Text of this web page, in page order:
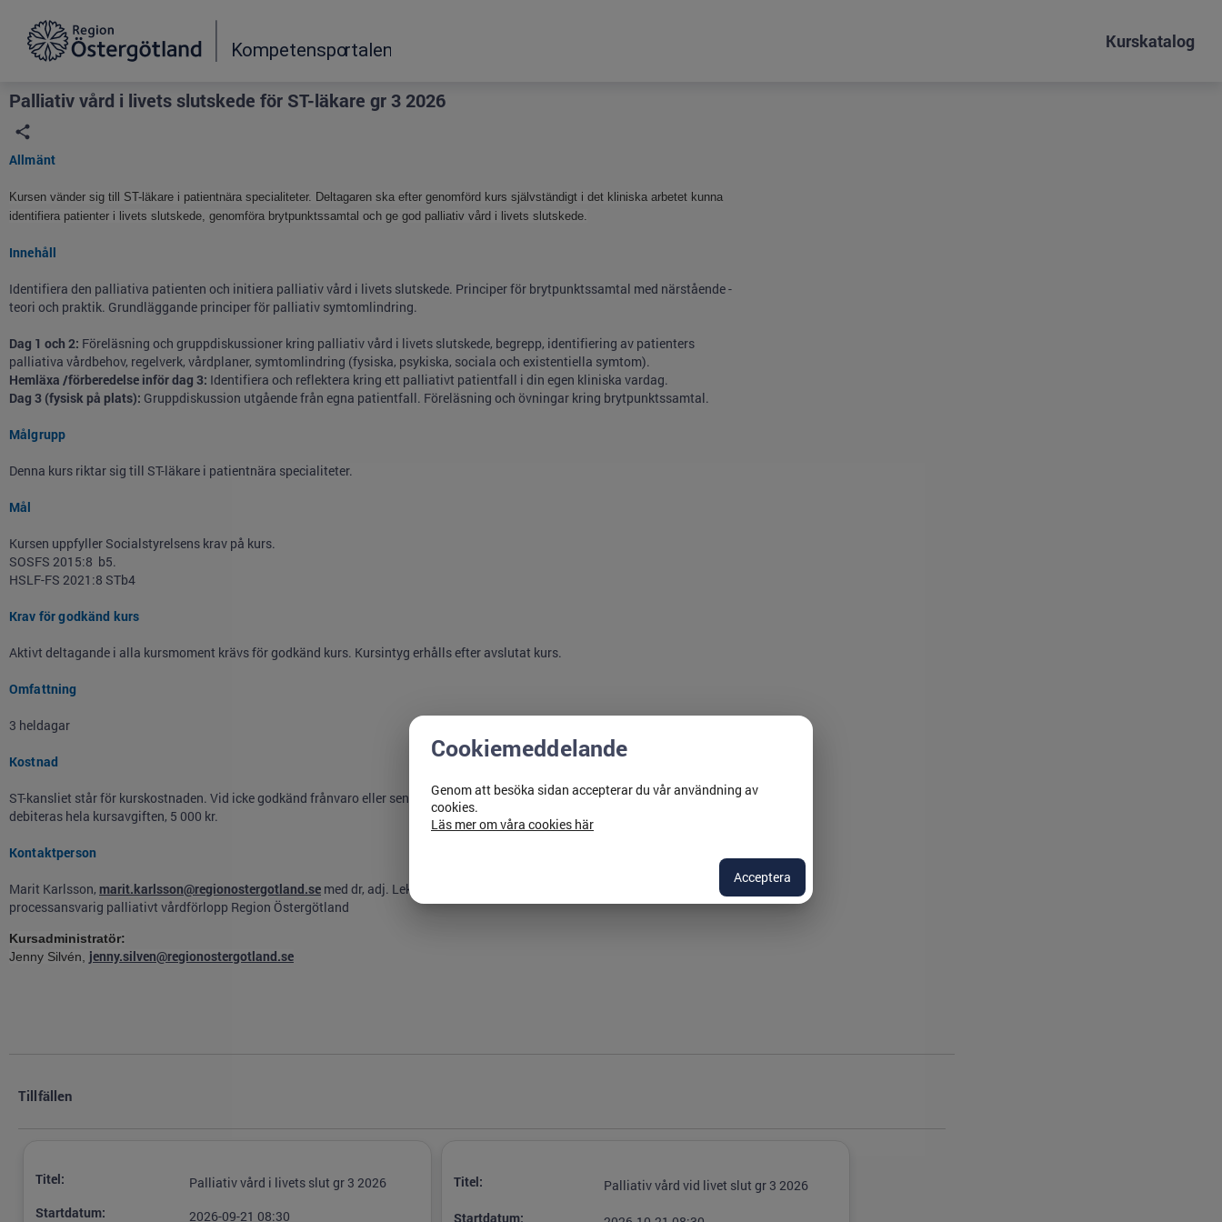
Grade
Portal
Kurskatalog
Palliativ vård i livets slutskede för ST-läkare gr 3 2026
Allmänt
Kursen vänder sig till ST-läkare i patientnära specialiteter. Deltagaren ska efter genomförd kurs självständigt i det kliniska arbetet kunna
identifiera patienter i livets slutskede, genomföra brytpunktssamtal och ge god palliativ vård i livets slutskede.
Innehåll
Identifiera den palliativa patienten och initiera palliativ vård i livets slutskede. Principer för brytpunktssamtal med närstående -
teori och praktik. Grundläggande principer för palliativ symtomlindring.
Dag 1 och 2: Föreläsning och gruppdiskussioner kring palliativ vård i livets slutskede, begrepp, identifiering av patienters
palliativa vårdbehov, regelverk, vårdplaner, symtomlindring (fysiska, psykiska, sociala och existentiella symtom).
Hemläxa /förberedelse inför dag 3: Identifiera och reflektera kring ett palliativt patientfall i din egen kliniska vardag.
Dag 3 (fysisk på plats): Gruppdiskussion utgående från egna patientfall. Föreläsning och övningar kring brytpunktssamtal.
Målgrupp
Denna kurs riktar sig till ST-läkare i patientnära specialiteter.
Mål
Kursen uppfyller Socialstyrelsens krav på kurs.
SOSFS 2015:8 b5.
HSLF-FS 2021:8 STb4
Krav för godkänd kurs
Aktivt deltagande i alla kursmoment krävs för godkänd kurs. Kursintyg erhålls efter avslutat kurs.
Omfattning
3 heldagar
Kostnad
ST-kansliet står för kurskostnaden. Vid icke godkänd frånvaro eller sen avbokning (mindre än 1 månad innan kursstart)
debiteras hela kursavgiften, 5 000 kr.
Kontaktperson
Marit Karlsson, marit.karlsson@regionostergotland.se med dr, adj. Lektor, överläkare Närvårdskliniken Linköping,
processansvarig palliativt vårdförlopp Region Östergötland
Kursadministratör:
Jenny Silvén, jenny.silven@regionostergotland.se
Tillfällen
Titel:
Palliativ vård i livets slut gr 3 2026
Startdatum:
2026-09-21 08:30
Titel:
Palliativ vård vid livet slut gr 3 2026
Startdatum:
Cookiemeddelande
Genom att besöka sidan accepterar du vår användning av
cookies.
Läs mer om våra cookies här
Acceptera